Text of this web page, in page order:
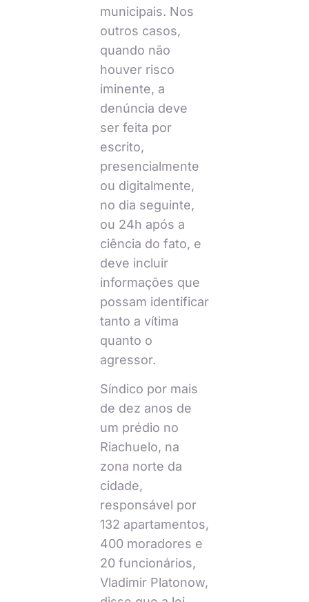
municipais. Nos
outros casos,
quando não
houver risco
iminente, a
denúncia deve
ser feita por
escrito,
presencialmente
ou digitalmente,
no dia seguinte,
ou 24h após a
ciência do fato, e
deve incluir
informações que
possam identificar
tanto a vítima
quanto o
agressor.
Síndico por mais
de dez anos de
um prédio no
Riachuelo, na
zona norte da
cidade,
responsável por
132 apartamentos,
400 moradores e
20 funcionários,
Vladimir Platonow,